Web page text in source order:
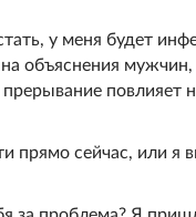
у меня будет
объяснения мужчин,
повлияет
прямо сейчас, или я